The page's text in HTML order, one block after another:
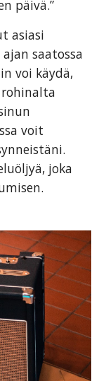
päivä.”
asiasi
saatossa
voi käydä,
voit
joka